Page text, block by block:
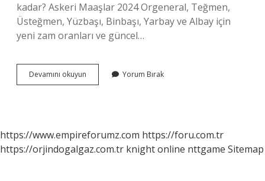
kadar? Askeri Maaşlar 2024 Orgeneral, Teğmen,
Üsteğmen, Yüzbaşı, Binbaşı, Yarbay ve Albay için
yeni zam oranları ve güncel…
Devamını okuyun
Asker
Olacak
Yorum Bırak
https://www.empireforumz.com https://foru.com.tr
https://orjindogalgaz.com.tr knight online nttgame Sitemap